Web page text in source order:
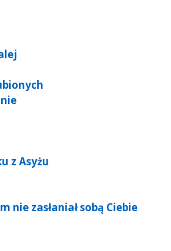
z Asyżu
nie zasłaniał sobą Ciebie